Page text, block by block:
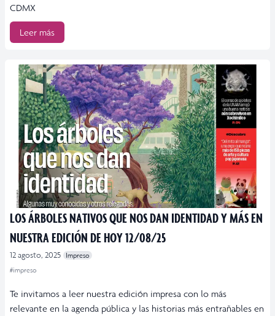
CDMX
Leer más
LOS ÁRBOLES NATIVOS QUE NOS DAN IDENTIDAD Y MÁS EN
NUESTRA EDICIÓN DE HOY 12/08/25
12 agosto, 2025
Impreso
#impreso
Te invitamos a leer nuestra edición impresa con lo más
relevante en la agenda pública y las historias más entrañables en